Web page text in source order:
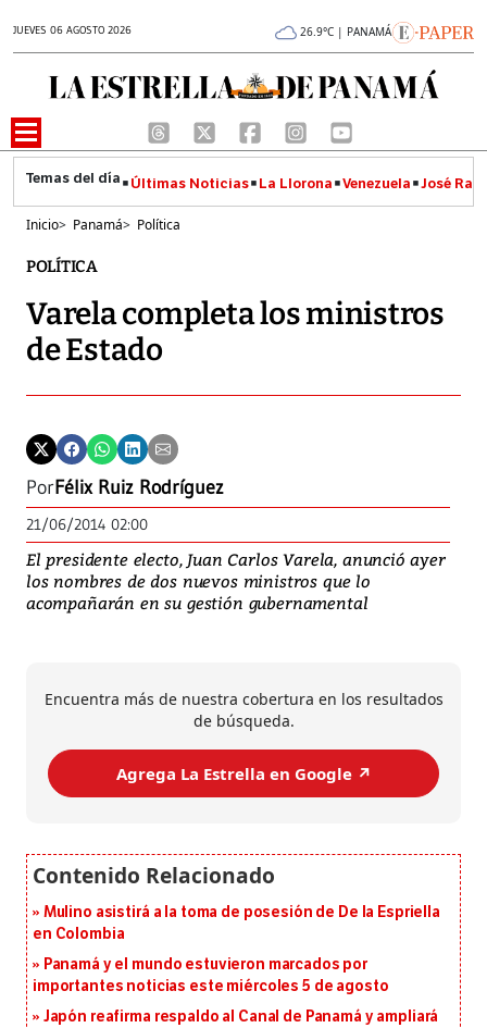
JUEVES 06 AGOSTO 2026 26.9°C | PANAMÁ
Últimas Noticias La Llorona Venezuela José
Inicio> Panamá> Política
POLÍTICA
Varela completa los ministros
de Estado
PorFélix Ruiz Rodríguez
21/06/2014 02:00
El presidente electo, Juan Carlos Varela, anunció ayer
los nombres de dos nuevos ministros que lo
acompañarán en su gestión gubernamental
Encuentra más de nuestra cobertura en los resultados
de búsqueda.
Agrega La Estrella en Google ↗️
Mulino asistirá a la toma de posesión de De la Espriella
en Colombia
Panamá y el mundo estuvieron marcados por
importantes noticias este miércoles 5 de agosto
Japón reafirma respaldo al Canal de Panamá y ampliará